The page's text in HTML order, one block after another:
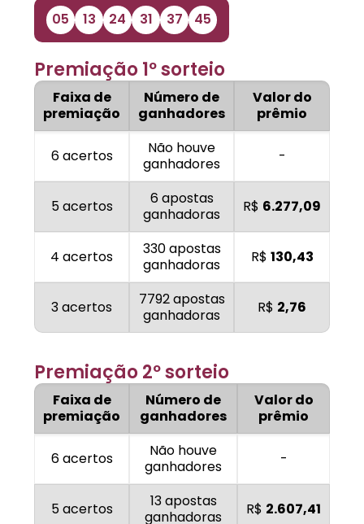
05 13 24 31 37 45
Premiação 1º sorteio
Faixa de
premiação
Número de
ganhadores
Valor do
prêmio
6 acertos
Não houve
ganhadores
-
5 acertos
6 apostas
ganhadoras
R$ 6.277,09
4 acertos
330 apostas
ganhadoras
R$ 130,43
3 acertos
7792 apostas
ganhadoras
R$ 2,76
Premiação 2º sorteio
Faixa de
premiação
Número de
ganhadores
Valor do
prêmio
6 acertos
Não houve
ganhadores
-
5 acertos
13 apostas
ganhadoras
R$ 2.607,41